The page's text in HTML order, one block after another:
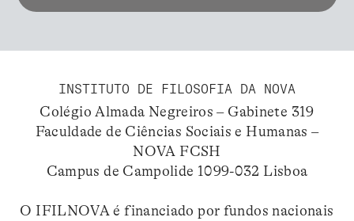
INSTITUTO DE FILOSOFIA DA NOVA
Colégio Almada Negreiros – Gabinete 319
Faculdade de Ciências Sociais e Humanas –
NOVA FCSH
Campus de Campolide 1099-032 Lisboa
O IFILNOVA é financiado por fundos nacionais